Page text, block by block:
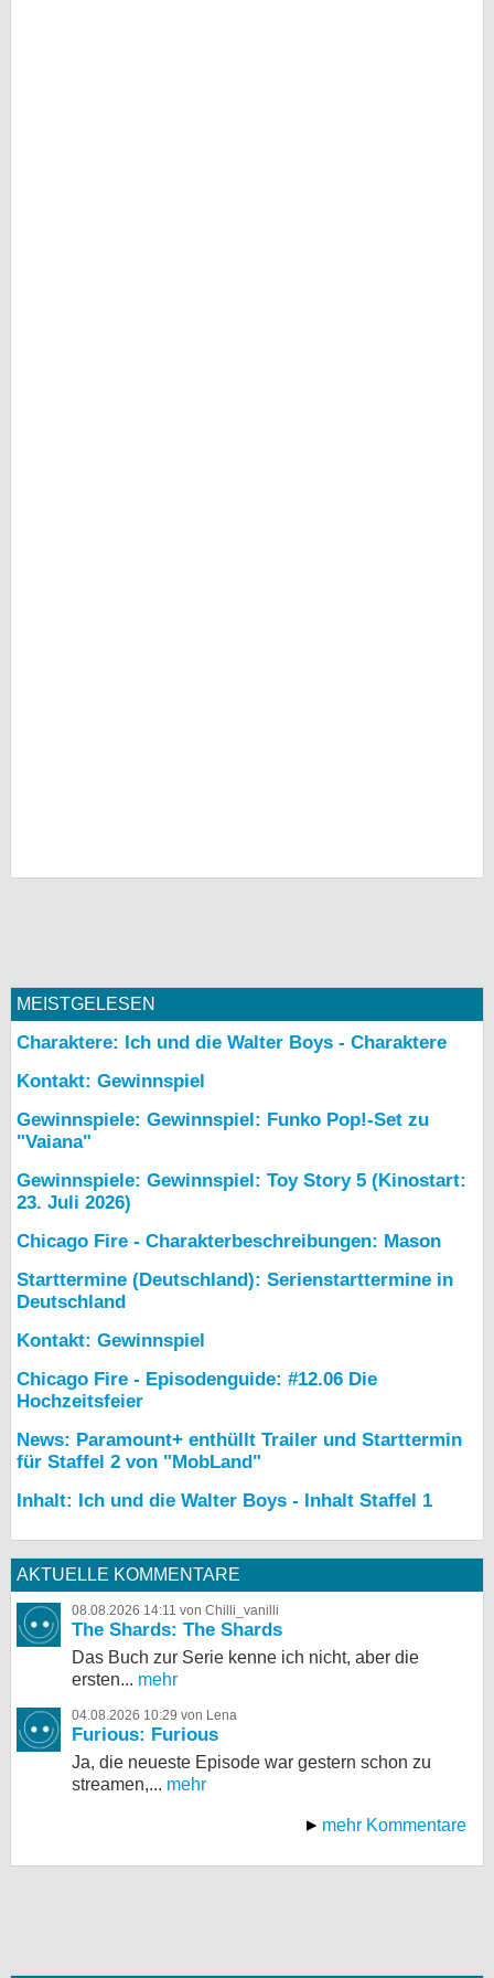
MEISTGELESEN
Charaktere: Ich und die Walter Boys - Charaktere
Kontakt: Gewinnspiel
Gewinnspiele: Gewinnspiel: Funko Pop!-Set zu
"Vaiana"
Gewinnspiele: Gewinnspiel: Toy Story 5 (Kinostart:
23. Juli 2026)
Chicago Fire - Charakterbeschreibungen: Mason
Starttermine (Deutschland): Serienstarttermine in
Deutschland
Kontakt: Gewinnspiel
Chicago Fire - Episodenguide: #12.06 Die
Hochzeitsfeier
News: Paramount+ enthüllt Trailer und Starttermin
für Staffel 2 von "MobLand"
Inhalt: Ich und die Walter Boys - Inhalt Staffel 1
AKTUELLE KOMMENTARE
08.08.2026 14:11 von Chilli_vanilli
The Shards: The Shards
Das Buch zur Serie kenne ich nicht, aber die
ersten... mehr
04.08.2026 10:29 von Lena
Furious: Furious
Ja, die neueste Episode war gestern schon zu
streamen,... mehr
mehr Kommentare